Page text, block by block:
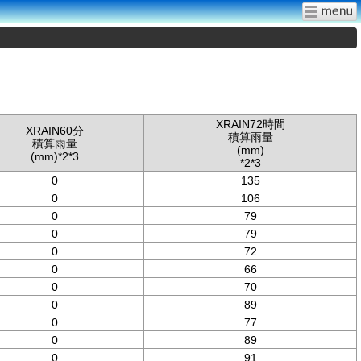
XRAIN60分
積算雨量
(mm)*2*3
XRAIN72時間
積算雨量
(mm)
*2*3
0
135
0
106
0
79
0
79
0
72
0
66
0
70
0
89
0
77
0
89
0
91